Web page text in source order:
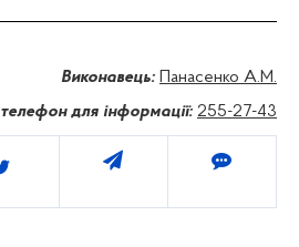
Виконавець: Панасенко А.М.
телефон для інформації: 255-27-43